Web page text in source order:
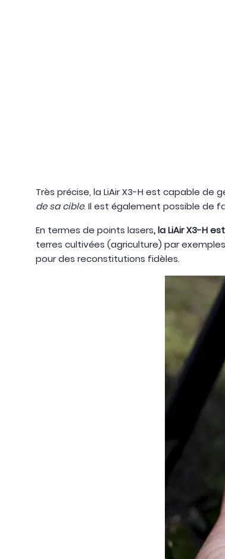
Très précise, la LiAir X3-H est capable de
de sa cible. Il est également possible de
En termes de points lasers, la LiAir X3-H
terres cultivées (agriculture) par
pour des reconstitutions fidèles.